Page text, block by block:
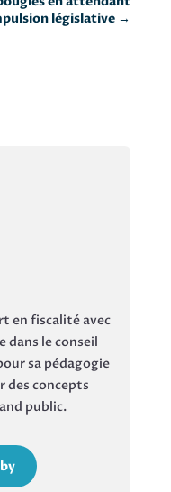
législative →
en fiscalité avec
dans le conseil
sa pédagogie
des concepts
public.